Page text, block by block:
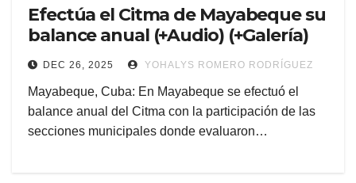
Efectúa el Citma de Mayabeque su
balance anual (+Audio) (+Galería)
DEC 26, 2025 YOHALYS ROMERO RODRÍGUEZ
Mayabeque, Cuba: En Mayabeque se efectuó el
balance anual del Citma con la participación de las
secciones municipales donde evaluaron…